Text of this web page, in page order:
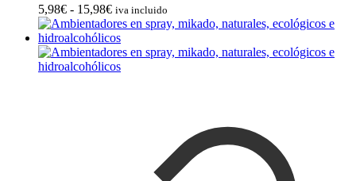
5,98€ - 15,98€Rango
de
precios:
desde
5,98€
iva incluido